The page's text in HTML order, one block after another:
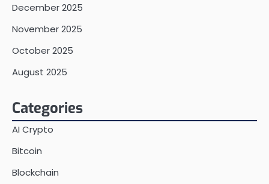
December 2025
November 2025
October 2025
August 2025
Categories
AI Crypto
Bitcoin
Blockchain